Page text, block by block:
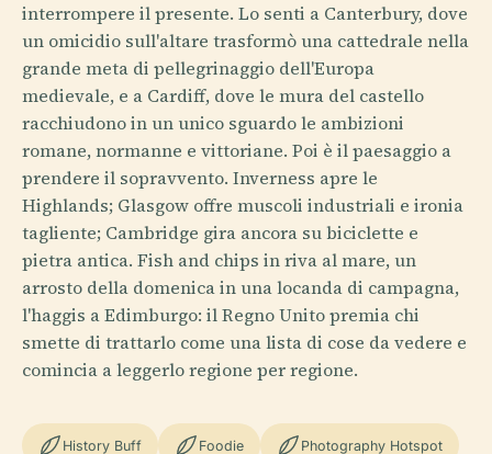
interrompere il presente. Lo senti a Canterbury, dove
un omicidio sull'altare trasformò una cattedrale nella
grande meta di pellegrinaggio dell'Europa
medievale, e a Cardiff, dove le mura del castello
racchiudono in un unico sguardo le ambizioni
romane, normanne e vittoriane. Poi è il paesaggio a
prendere il sopravvento. Inverness apre le
Highlands; Glasgow offre muscoli industriali e ironia
tagliente; Cambridge gira ancora su biciclette e
pietra antica. Fish and chips in riva al mare, un
arrosto della domenica in una locanda di campagna,
l'haggis a Edimburgo: il Regno Unito premia chi
smette di trattarlo come una lista di cose da vedere e
comincia a leggerlo regione per regione.
History Buff Foodie Photography Hotspot